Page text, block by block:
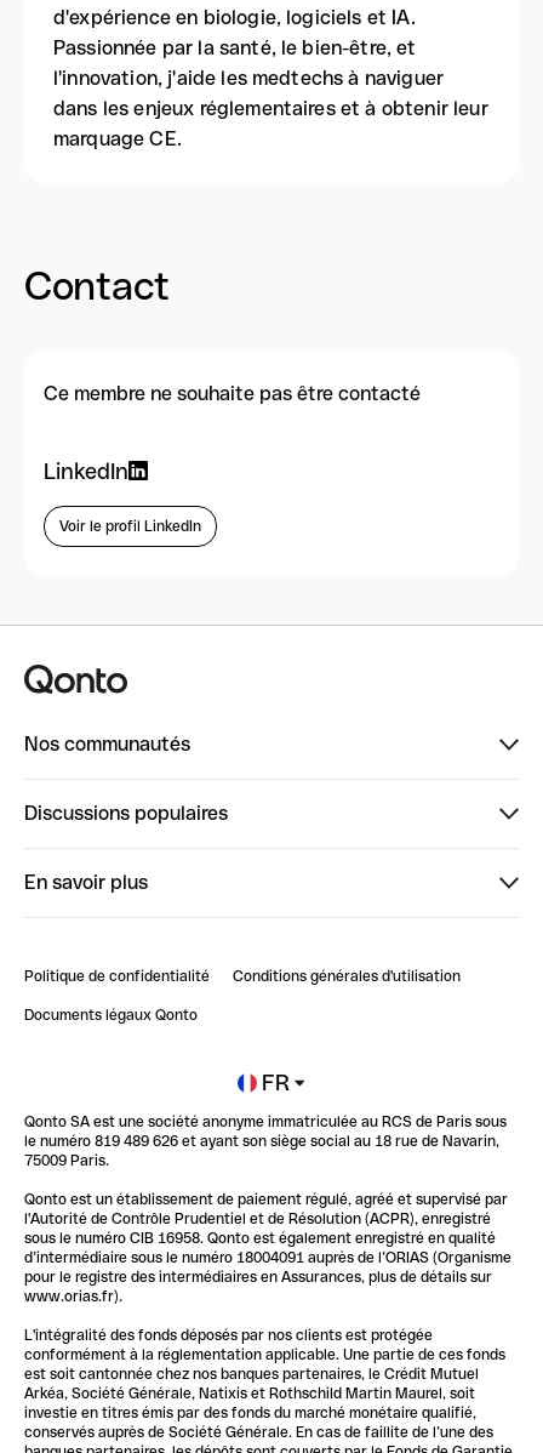
d'expérience en biologie, logiciels et IA.
Passionnée par la santé, le bien-être, et
l'innovation, j'aide les medtechs à naviguer
dans les enjeux réglementaires et à obtenir leur
marquage CE.
Contact
Ce membre ne souhaite pas être contacté
LinkedIn
Voir le profil LinkedIn
Nos communautés
ClubQonto
Discussions populaires
Impact de l'IA sur les carrières/productivité
En savoir plus
Blog
Newsroom
Glossaire finance
Politique de confidentialité Conditions générales d'utilisation
Documents légaux Qonto
FR
Qonto SA est une société anonyme immatriculée au RCS de Paris sous
le numéro 819 489 626 et ayant son siège social au 18 rue de Navarin,
75009 Paris.
Qonto est un établissement de paiement régulé, agréé et supervisé par
l'Autorité de Contrôle Prudentiel et de Résolution (ACPR), enregistré
sous le numéro CIB 16958. Qonto est également enregistré en qualité
d’intermédiaire sous le numéro 18004091 auprès de l’ORIAS (Organisme
pour le registre des intermédiaires en Assurances, plus de détails sur
www.orias.fr).
L'intégralité des fonds déposés par nos clients est protégée
conformément à la réglementation applicable. Une partie de ces fonds
est soit cantonnée chez nos banques partenaires, le Crédit Mutuel
Arkéa, Société Générale, Natixis et Rothschild Martin Maurel, soit
investie en titres émis par des fonds du marché monétaire qualifié,
conservés auprès de Société Générale. En cas de faillite de l’une des